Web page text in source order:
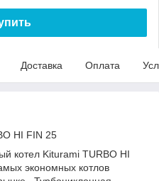
Доставка Оплата
HI FIN 25
котел Kiturami TURBO HI
экономных котлов